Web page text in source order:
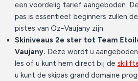
een voordelig tarief aangeboden.
pas is essentieel: beginners zullen
pistes van Oz-Vaujany zijn.
Skiniveaus 2e ster tot Team
Vaujany. Deze wordt u
les of u kunt hem direct bij de
u kunt de skipas grand domaine